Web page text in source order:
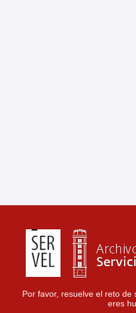
Por favor, resuelve el reto
eres